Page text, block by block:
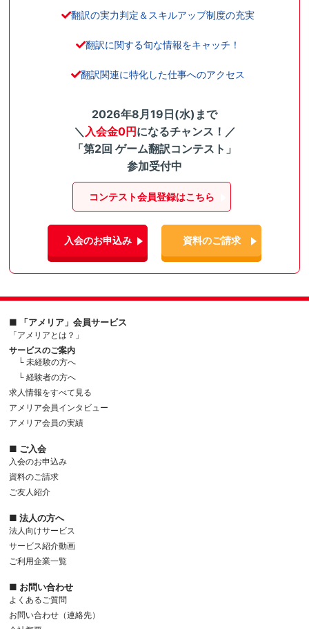
翻訳の実力判定＆スキルアップ制度の充実
翻訳に関する旬な情報をキャッチ！
翻訳関連に特化した仕事へのアクセス
2026年8月19日(水)まで
＼ 入会金0円になるチャンス！／
「第2回 ゲーム翻訳コンテスト」
参加受付中
コンテスト会員登録はこちら
入会のお申込み 資料のご請求
■ 「アメリア」会員サービス
「アメリアとは？」
サービスのご案内
└ 未経験の方へ
└ 経験者の方へ
求人情報をすべて見る
アメリア会員インタビュー
アメリア会員の実績
■ ご入会
入会のお申込み
資料のご請求
ご友人紹介
■ 法人の方へ
法人向けサービス
サービス紹介動画
ご利用企業一覧
■ お問い合わせ
よくあるご質問
お問い合わせ（連絡先）